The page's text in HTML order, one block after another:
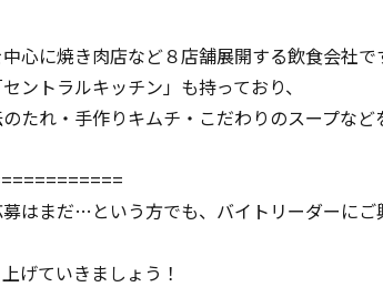
心に焼き肉店など８店舗展開する飲食会社で
ントラルキッチン」も持っており、
たれ・手作りキムチ・こだわりのスープなど
はまだ…という方でも、バイトリーダーに
げていきましょう！